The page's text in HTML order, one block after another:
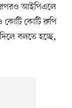
আইপিএলে
কোটি কোটি রুপি
বলতে হচ্ছে,